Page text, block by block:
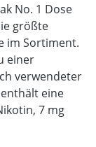
No. 1 Dose
größte
im Sortiment.
einer
verwendeter
eine
7 mg